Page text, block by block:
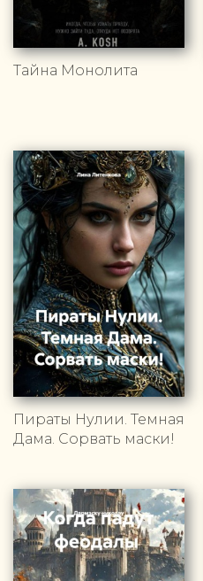
Тайна Монолита
Пираты Нулии. Темная
Дама. Сорвать маски!